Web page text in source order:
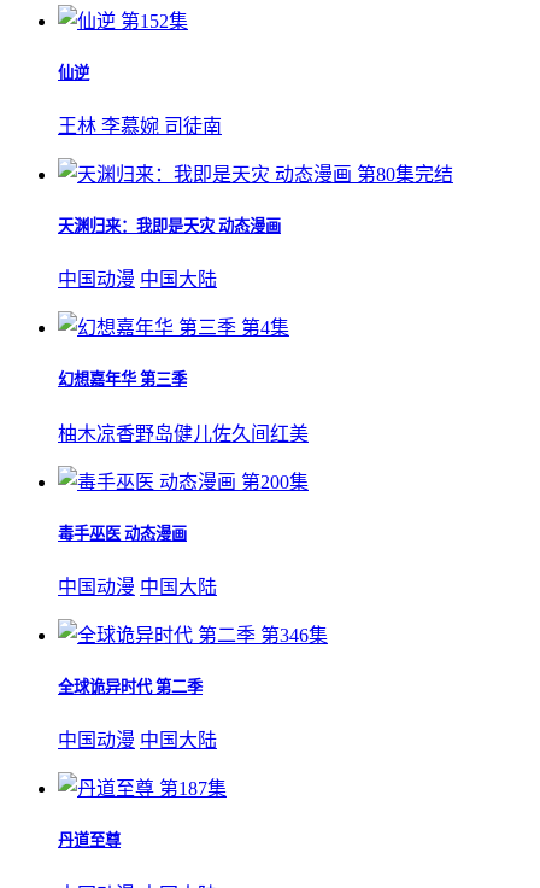
第152集
仙逆
王林 李慕婉 司徒南
第80集完结
天渊归来：我即是天灾 动态漫画
中国动漫 中国大陆
第4集
幻想嘉年华 第三季
柚木凉香野岛健儿佐久间红美
第200集
毒手巫医 动态漫画
中国动漫 中国大陆
第346集
全球诡异时代 第二季
中国动漫 中国大陆
第187集
丹道至尊